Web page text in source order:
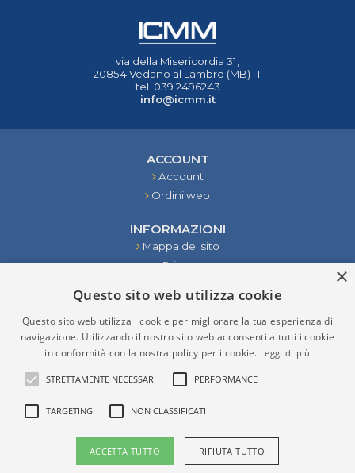
via della Misericordia 31,
20854 Vedano al Lambro (MB) IT
tel. 039 2496243
info@icmm.it
ACCOUNT
Account
Ordini web
INFORMAZIONI
Mappa del sito
Privacy
Contattaci
STRUMENTI
RISULTATI DELLA RICERCA
P.IVA (VAT) IT02276970965
Copyright © 2026 Verzolla. Tutti i diritti riservati
×
Questo sito web utilizza cookie
Questo sito web utilizza i cookie per migliorare la tua esperienza di
navigazione. Utilizzando il nostro sito web acconsenti a tutti i cookie
in conformità con la nostra policy per i cookie. Leggi di più
STRETTAMENTE NECESSARI PERFORMANCE
TARGETING NON CLASSIFICATI
ACCETTA TUTTO RIFIUTA TUTTO